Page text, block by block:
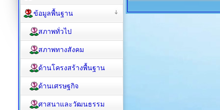
ข้อมูลพื้นฐาน
สภาพทั่วไป
สภาพทางสังคม
ด้านโครงสร้างพื้นฐาน
ด้านเศรษฐกิจ
ศาสนาและวัฒนธรรม